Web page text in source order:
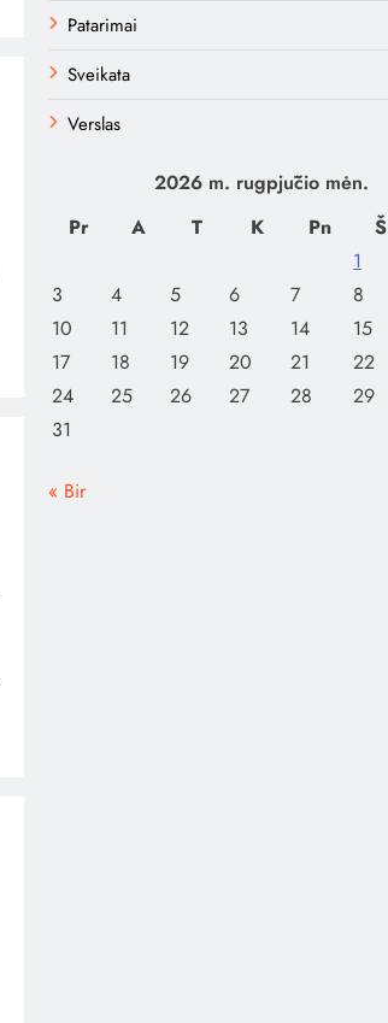
Patarimai
Sveikata
Verslas
2026 m. rugpjūčio mėn.
Pr
A T K Pn Š
1
3
4 5 6 7 8
10
11 12 13 14 15
17
18 19 20 21 22
24
25 26 27 28 29
31
« Bir